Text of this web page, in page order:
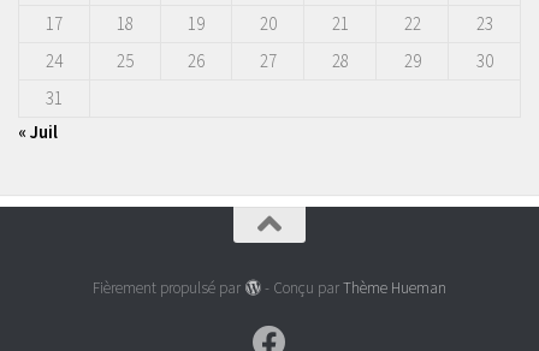
17
18 19 20 21 22
23
24
25 26 27 28 29
30
31
« Juil
Fièrement propulsé par - Conçu parThème Hueman